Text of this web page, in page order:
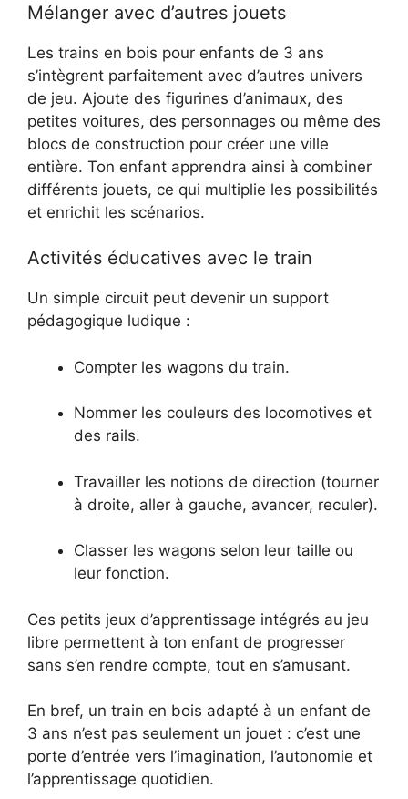
Mélanger avec d’autres jouets
Les trains en bois pour enfants de 3 ans
s’intègrent parfaitement avec d’autres univers
de jeu. Ajoute des figurines d’animaux, des
petites voitures, des personnages ou même des
blocs de construction pour créer une ville
entière. Ton enfant apprendra ainsi à combiner
différents jouets, ce qui multiplie les possibilités
et enrichit les scénarios.
Activités éducatives avec le train
Un simple circuit peut devenir un support
pédagogique ludique :
Compter les wagons du train.
Nommer les couleurs des locomotives et
des rails.
Travailler les notions de direction (tourner
à droite, aller à gauche, avancer, reculer).
Classer les wagons selon leur taille ou
leur fonction.
Ces petits jeux d’apprentissage intégrés au jeu
libre permettent à ton enfant de progresser
sans s’en rendre compte, tout en s’amusant.
En bref, un train en bois adapté à un enfant de
3 ans n’est pas seulement un jouet : c’est une
porte d’entrée vers l’imagination, l’autonomie et
l’apprentissage quotidien.